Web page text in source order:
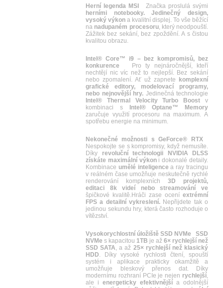
Herní legenda MSI
Značka proslulá svými
herními notebooky. Jedinečný design,
vysoký výkon a kvalitní displej. To vše běžící
na nadupaném procesoru, který neodpouští.
Zážitek bez sekání, bez zpoždění. A s čistou
kvalitou obrazu.
Intel® Core™ i9 – bez kompromisů, bez
konkurence Pro ty nejnáročnější, kteří
nechtějí nic víc než to nejlepší. Bez sekání
nebo zpomalení. Ať už zapnete
komplexní
grafické editory, modelovací programy,
nebo nejnovější hry. Jedinečná technologie
Intel® Thermal Velocity Turbo Boost v
kombinaci s
Intel® Optane™ Memory
zaručuje využití procesoru na maximum. A
spotřebu energie na minimum.
Nekonečné možnosti s GeForce® RTX
Nespokojte se s kompromisy, když nemusíte.
Díky
revoluční technologii NVIDIA DLSS
získáte maximální výkoni dokonalé detaily.
Kombinace umělé inteligence a ray tracingu
v reálném čase umožňuje neskutečně rychlé
renderování komplexních 3D projektů,
editaci 8k videí nebo streamování ve
špičkové kvalitě.Hráči zase ocení extrémní
FPS a detailní vykreslení. Nepřijdete tak o
jedinou sekundu hry, která často rozhoduje o
vítězství.
Vysokorychlostní úložiště SSD NVMe
SSD
NVMe s kapacitou 1TB je až 6× rychlejší než
SSD SATA, a až 25× rychlejší než klasický
HDD. Díky vysoké rychlosti čtení, spouští
systém i aplikace prakticky okamžitě a
umožňuje bleskový přenos dat. Díky
modernímu rozhraní PCIe je nejen rychlejší,
ale i energeticky efektivnější a odolnější